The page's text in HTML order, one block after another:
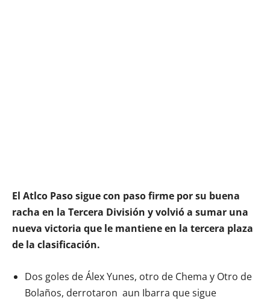
El Atlco Paso sigue con paso firme por su buena
racha en la Tercera División y volvió a sumar una
nueva victoria que le mantiene en la tercera plaza
de la clasificación.
Dos goles de Álex Yunes, otro de Chema y Otro de
Bolaños, derrotaron aun Ibarra que sigue